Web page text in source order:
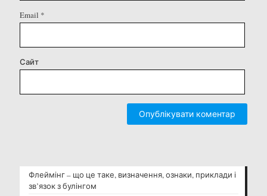
Email *
Сайт
Флеймінг – що це таке, визначення, ознаки, приклади і
зв’язок з булінгом